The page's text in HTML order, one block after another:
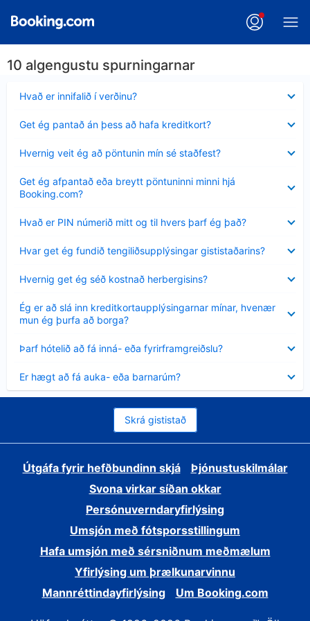
10 algengustu spurningarnar
Hvað er innifalið í verðinu?
sýnt
Get ég pantað án þess að hafa kreditkort?
sýnt
Hvernig veit ég að pöntunin mín sé staðfest?
sýnt
Get ég afpantað eða breytt pöntuninni minni hjá
Booking.com?
sýnt
Hvað er PIN númerið mitt og til hvers þarf ég það?
sýnt
Hvar get ég fundið tengiliðsupplýsingar gististaðarins?
sýnt
Hvernig get ég séð kostnað herbergisins?
sýnt
Ég er að slá inn kreditkortaupplýsingarnar mínar, hvenær
mun ég þurfa að borga?
Minna
sýnt
Þarf hótelið að fá inná- eða fyrirframgreiðslu?
sýnt
Er hægt að fá auka- eða barnarúm?
sýnt
Skrá gististað
Útgáfa fyrir hefðbundinn skjá
Þjónustuskilmálar
Svona virkar síðan okkar
Persónuverndaryfirlýsing
Umsjón með fótsporsstillingum
Hafa umsjón með sérsniðnum meðmælum
Yfirlýsing um þrælkunarvinnu
Mannréttindayfirlýsing
Um Booking.com